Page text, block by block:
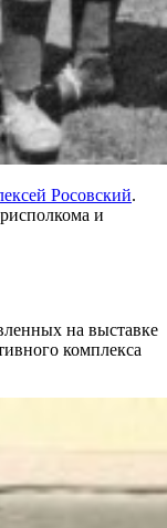
Росовский.
и
на выставке
комплекса